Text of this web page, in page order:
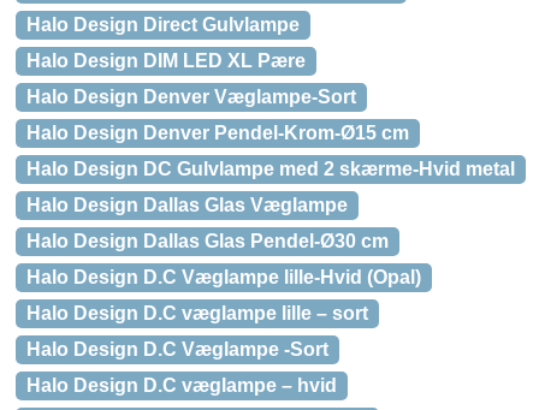
Halo Design Direct Gulvlampe
Halo Design DIM LED XL Pære
Halo Design Denver Væglampe-Sort
Halo Design Denver Pendel-Krom-Ø15 cm
Halo Design DC Gulvlampe med 2 skærme-Hvid metal
Halo Design Dallas Glas Væglampe
Halo Design Dallas Glas Pendel-Ø30 cm
Halo Design D.C Væglampe lille-Hvid (Opal)
Halo Design D.C væglampe lille – sort
Halo Design D.C Væglampe -Sort
Halo Design D.C væglampe – hvid